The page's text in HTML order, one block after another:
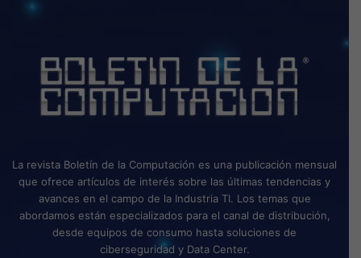
La revista Boletín de la Computación es una publicación mensual
que ofrece artículos de interés sobre las últimas tendencias y
avances en el campo de la Industria TI. Los temas que
abordamos están especializados para el canal de distribución,
desde equipos de consumo hasta soluciones de
ciberseguridad y Data Center.